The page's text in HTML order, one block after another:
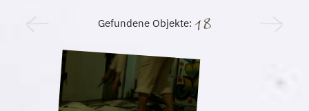
Gefundene Objekte: